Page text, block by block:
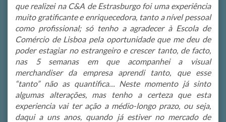
que realizei na C&A de Estrasburgo foi uma experiência
muito gratificante e enriquecedora, tanto a nível pessoal
como profissional; só tenho a agradecer à Escola de
Comércio de Lisboa pela oportunidade que me deu de
poder estagiar no estrangeiro e crescer tanto, de facto,
nas 5 semanas em que acompanhei a visual
merchandiser da empresa aprendi tanto, que esse
“tanto” não as quantifica… Neste momento já sinto
algumas alterações, mas tenho a certeza que esta
experiencia vai ter ação a médio-longo prazo, ou seja,
daqui a uns anos, quando já estiver no mercado de